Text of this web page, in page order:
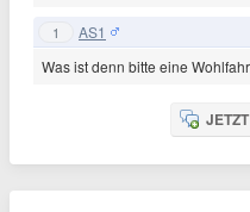
1 AS1
Was ist denn bitte eine